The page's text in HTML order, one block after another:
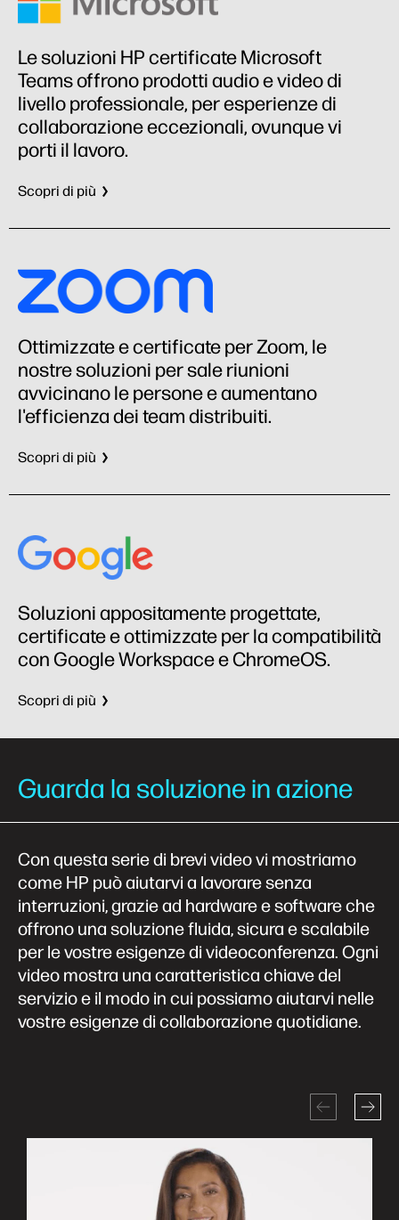
Le soluzioni HP certificate Microsoft
Teams offrono prodotti audio e video di
livello professionale, per esperienze di
collaborazione eccezionali, ovunque vi
porti il lavoro.
Scopri di più
Ottimizzate e certificate per Zoom, le
nostre soluzioni per sale riunioni
avvicinano le persone e aumentano
l'efficienza dei team distribuiti.
Scopri di più
Soluzioni appositamente progettate,
certificate e ottimizzate per la compatibilità
con Google Workspace e ChromeOS.
Scopri di più
Guarda la soluzione in azione
Con questa serie di brevi video vi mostriamo
come HP può aiutarvi a lavorare senza
interruzioni, grazie ad hardware e software che
offrono una soluzione fluida, sicura e scalabile
per le vostre esigenze di videoconferenza. Ogni
video mostra una caratteristica chiave del
servizio e il modo in cui possiamo aiutarvi nelle
vostre esigenze di collaborazione quotidiane.